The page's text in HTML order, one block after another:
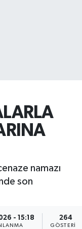
namazı
son
- 15:18 264
GÖSTERIM